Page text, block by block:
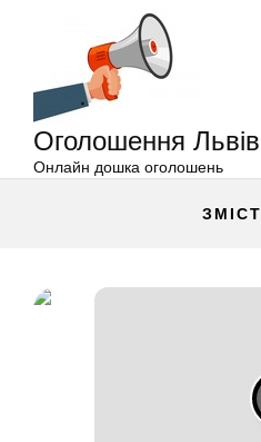
Оголошення Львів
Онлайн дошка оголошень
ЗМІСТ